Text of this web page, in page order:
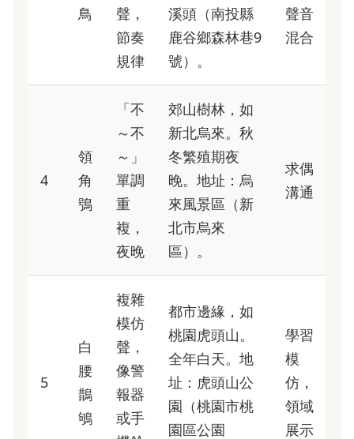
鳥
聲，
節奏
規律
溪頭（南投縣
鹿谷鄉森林巷9
號）。
聲音
混合
4
領
角
鴞
「不
～不
～」
單調
重
複，
夜晚
郊山樹林，如
新北烏來。秋
冬繁殖期夜
晚。地址：烏
來風景區（新
北市烏來
區）。
求偶
溝通
5
白
腰
鵲
鴝
複雜
模仿
聲，
像警
報器
或手
都市邊緣，如
桃園虎頭山。
全年白天。地
址：虎頭山公
園（桃園市桃
園區公園
學習
模
仿，
領域
展示